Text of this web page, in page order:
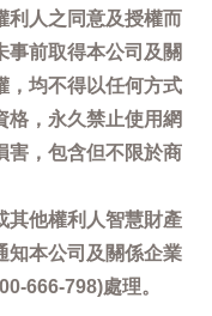
利人之同意及授權而
事前取得本公司及關
，均不得以任何方式
格，永久禁止使用網
害，包含但不限於商
其他權利人智慧財產
知本公司及關係企業
666-798)處理。